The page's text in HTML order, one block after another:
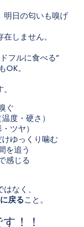
明日の匂いも嗅げ
しません。
フルに食べる”
。
ぐ
度・硬さ）
ツヤ）
ゆっくり噛む
を追う
感じる
なく、
戻ること。
！！